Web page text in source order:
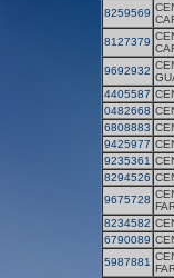
8259569
8127379
9692932
4405587
0482668
6808883
9425977
9235361
8294526
9675728
8234582
6790089
5987881